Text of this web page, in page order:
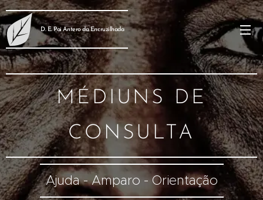
D. E. Pai Antero da Encruzilhada
MÉDIUNS DE
CONSULTA
Ajuda - Amparo - Orientação